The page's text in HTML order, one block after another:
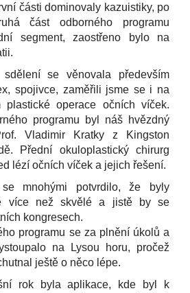
části dominovaly kazuistiky, po
část odborného programu
segment, zaostřeno bylo na
se věnovala především
spojivce, zaměřili jsme se i na
plastické operace očních víček.
programu byl náš hvězdný
Vladimir Kratky z Kingston
Přední okuloplastický chirurg
lézí očních víček a jejich řešení.
mnohými potvrdilo, že byly
více než skvělé a jistě by se
kongresech.
programu se za plnění úkolů a
na Lysou horu, pročež
ještě o něco lépe.
rok byla aplikace, kde byl k